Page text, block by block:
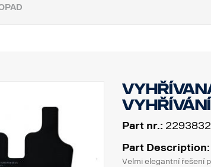
Part nr.: 2293832
Part Description:
Velmi elegantní řešení